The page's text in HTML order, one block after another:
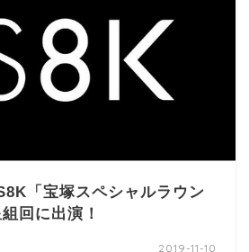
「宝塚スペシャルラウン
回に出演！
2019-11-10